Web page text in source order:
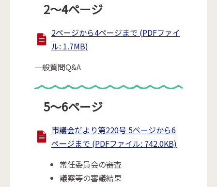
2～4ページ
2ページから4ページまで (PDFファイ
ル: 1.7MB)
一般質問Q&A
5～6ページ
市議会だより第220号 5ページから6
ページまで (PDFファイル: 742.0KB)
常任委員会の審査
議案等の審議結果